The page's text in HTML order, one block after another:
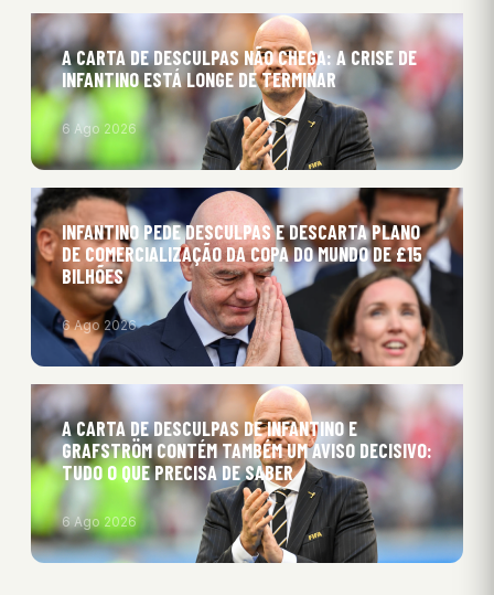
A CARTA DE DESCULPAS NÃO CHEGA: A CRISE DE
INFANTINO ESTÁ LONGE DE TERMINAR
6 Ago 2026
INFANTINO PEDE DESCULPAS E DESCARTA PLANO
DE COMERCIALIZAÇÃO DA COPA DO MUNDO DE £15
BILHÕES
6 Ago 2026
A CARTA DE DESCULPAS DE INFANTINO E
GRAFSTRÖM CONTÉM TAMBÉM UM AVISO DECISIVO:
TUDO O QUE PRECISA DE SABER
6 Ago 2026